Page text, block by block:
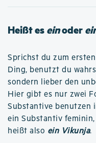
Heißt eseinoder
Sprichst du zum
Ding, benutzt du
sondern lieber den
Hier gibt es nur zwei
Substantive benutzen
ein Substantiv
heißt also ein Vikunja.